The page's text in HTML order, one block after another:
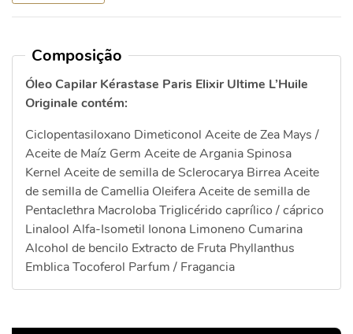
Composição
Óleo Capilar Kérastase Paris Elixir Ultime L’Huile
Originale contém:
Ciclopentasiloxano Dimeticonol Aceite de Zea Mays /
Aceite de Maíz Germ Aceite de Argania Spinosa
Kernel Aceite de semilla de Sclerocarya Birrea Aceite
de semilla de Camellia Oleifera Aceite de semilla de
Pentaclethra Macroloba Triglicérido caprílico / cáprico
Linalool Alfa-Isometil Ionona Limoneno Cumarina
Alcohol de bencilo Extracto de Fruta Phyllanthus
Emblica Tocoferol Parfum / Fragancia